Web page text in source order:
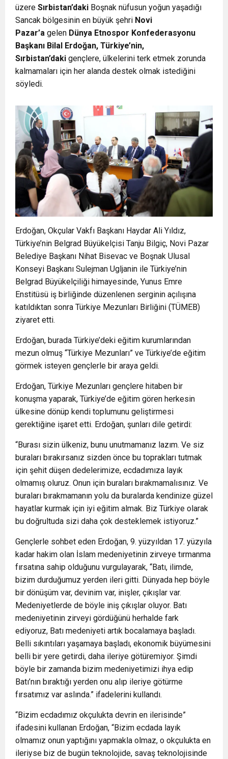
üzere Sırbistan’daki Boşnak nüfusun yoğun yaşadığı
Sancak bölgesinin en büyük şehri Novi
Pazar’a gelen Dünya Etnospor Konfederasyonu
Başkanı Bilal Erdoğan, Türkiye’nin,
Sırbistan’daki gençlere, ülkelerini terk etmek zorunda
kalmamaları için her alanda destek olmak istediğini
söyledi.
Erdoğan, Okçular Vakfı Başkanı Haydar Ali Yıldız,
Türkiye’nin Belgrad Büyükelçisi Tanju Bilgiç, Novi Pazar
Belediye Başkanı Nihat Bisevac ve Boşnak Ulusal
Konseyi Başkanı Sulejman Ugljanin ile Türkiye’nin
Belgrad Büyükelçiliği himayesinde, Yunus Emre
Enstitüsü iş birliğinde düzenlenen serginin açılışına
katıldıktan sonra Türkiye Mezunları Birliğini (TÜMEB)
ziyaret etti.
Erdoğan, burada Türkiye’deki eğitim kurumlarından
mezun olmuş “Türkiye Mezunları” ve Türkiye’de eğitim
görmek isteyen gençlerle bir araya geldi.
Erdoğan, Türkiye Mezunları gençlere hitaben bir
konuşma yaparak, Türkiye’de eğitim gören herkesin
ülkesine dönüp kendi toplumunu geliştirmesi
gerektiğine işaret etti. Erdoğan, şunları dile getirdi:
“Burası sizin ülkeniz, bunu unutmamanız lazım. Ve siz
buraları bırakırsanız sizden önce bu toprakları tutmak
için şehit düşen dedelerimize, ecdadımıza layık
olmamış oluruz. Onun için buraları bırakmamalısınız. Ve
buraları bırakmamanın yolu da buralarda kendinize güzel
hayatlar kurmak için iyi eğitim almak. Biz Türkiye olarak
bu doğrultuda sizi daha çok desteklemek istiyoruz.”
Gençlerle sohbet eden Erdoğan, 9. yüzyıldan 17. yüzyıla
kadar hakim olan İslam medeniyetinin zirveye tırmanma
fırsatına sahip olduğunu vurgulayarak, “Batı, ilimde,
bizim durduğumuz yerden ileri gitti. Dünyada hep böyle
bir dönüşüm var, devinim var, inişler, çıkışlar var.
Medeniyetlerde de böyle iniş çıkışlar oluyor. Batı
medeniyetinin zirveyi gördüğünü herhalde fark
ediyoruz, Batı medeniyeti artık bocalamaya başladı.
Belli sıkıntıları yaşamaya başladı, ekonomik büyümesini
belli bir yere getirdi, daha ileriye götüremiyor. Şimdi
böyle bir zamanda bizim medeniyetimizi ihya edip
Batı’nın bıraktığı yerden onu alıp ileriye götürme
fırsatımız var aslında.” ifadelerini kullandı.
“Bizim ecdadımız okçulukta devrin en ilerisinde”
ifadesini kullanan Erdoğan, “Bizim ecdada layık
olmamız onun yaptığını yapmakla olmaz, o okçulukta en
ileriyse biz de bugün teknolojide, savaş teknolojisinde